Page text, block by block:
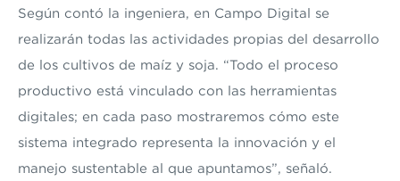
Según contó la ingeniera, en Campo Digital se
realizarán todas las actividades propias del desarrollo
de los cultivos de maíz y soja. “Todo el proceso
productivo está vinculado con las herramientas
digitales; en cada paso mostraremos cómo este
sistema integrado representa la innovación y el
manejo sustentable al que apuntamos”, señaló.